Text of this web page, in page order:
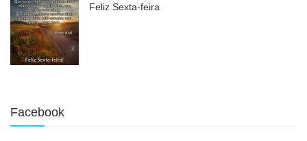
Feliz Sexta-feira
Facebook